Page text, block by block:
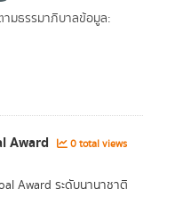
มธรรมาภิบาลข้อมูล:
Award
0 total views
Award ระดับนานาชาติ